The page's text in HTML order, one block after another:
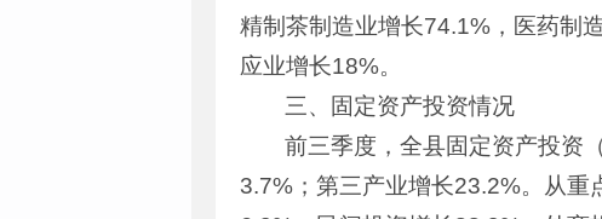
精制茶制造业增长74.1%，医药制
应业增长18%。
三、固定资产投资情况
前三季度，全县固定资产投资
3.7%；第三产业增长23.2%。从